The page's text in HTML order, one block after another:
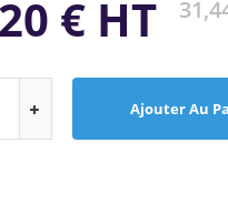
€ HT
Ajouter Au